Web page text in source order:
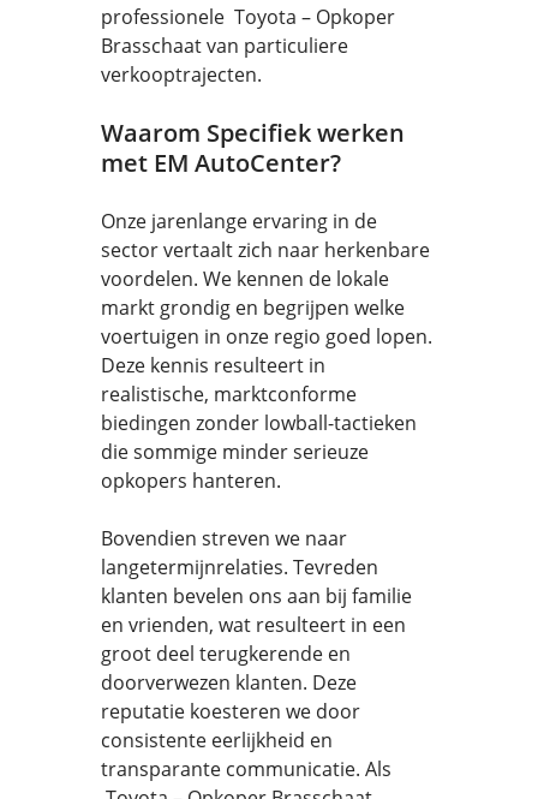
professionele Toyota – Opkoper
Brasschaat van particuliere
verkooptrajecten.
Waarom Specifiek werken
met EM AutoCenter?
Onze jarenlange ervaring in de
sector vertaalt zich naar herkenbare
voordelen. We kennen de lokale
markt grondig en begrijpen welke
voertuigen in onze regio goed lopen.
Deze kennis resulteert in
realistische, marktconforme
biedingen zonder lowball-tactieken
die sommige minder serieuze
opkopers hanteren.
Bovendien streven we naar
langetermijnrelaties. Tevreden
klanten bevelen ons aan bij familie
en vrienden, wat resulteert in een
groot deel terugkerende en
doorverwezen klanten. Deze
reputatie koesteren we door
consistente eerlijkheid en
transparante communicatie. Als